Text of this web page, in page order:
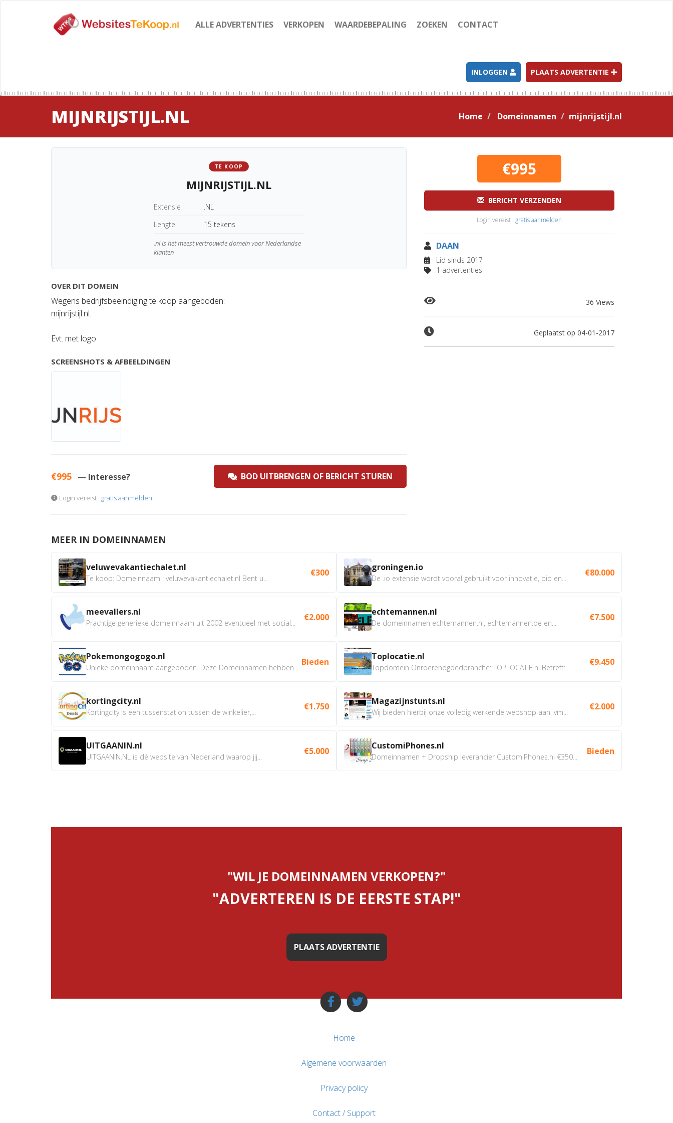
ALLE ADVERTENTIES VERKOPEN WAARDEBEPALING ZOEKEN CONTACT
INLOGGEN PLAATS ADVERTENTIE
MIJNRIJSTIJL.NL Home Domeinnamen mijnrijstijl.nl
TE KOOP
MIJNRIJSTIJL.NL
Extensie
.NL
Lengte
15 tekens
.nl is het meest vertrouwde domein voor Nederlandse
klanten
OVER DIT DOMEIN
Wegens bedrijfsbeeindiging te koop aangeboden:
mijnrijstijl.nl.
Evt. met logo
SCREENSHOTS & AFBEELDINGEN
€995 — Interesse? BOD UITBRENGEN OF BERICHT STUREN
Login vereist · gratis aanmelden
€995
BERICHT VERZENDEN
Login vereist · gratis aanmelden
DAAN
Lid sinds 2017
1 advertenties
36 Views
Geplaatst op 04-01-2017
MEER IN DOMEINNAMEN
veluwevakantiechalet.nl
Te koop: Domeinnaam : veluwevakantiechalet.nl Bent u...
€300
meevallers.nl
Prachtige generieke domeinnaam uit 2002 eventueel met social...
€2.000
Pokemongogogo.nl
Unieke domeinnaam aangeboden. Deze Domeinnamen hebben...
Bieden
kortingcity.nl
Kortingcity is een tussenstation tussen de winkelier,...
€1.750
UITGAANIN.nl
UITGAANIN.NL is dé website van Nederland waarop jij...
€5.000
groningen.io
De .io extensie wordt vooral gebruikt voor innovatie, bio en...
€80.000
echtemannen.nl
De domeinnamen echtemannen.nl, echtemannen.be en...
€7.500
Toplocatie.nl
Topdomein Onroerendgoedbranche: TOPLOCATIE.nl Betreft:...
€9.450
Magazijnstunts.nl
Wij bieden hierbij onze volledig werkende webshop aan ivm...
€2.000
CustomiPhones.nl
Domeinnamen + Dropship leverancier CustomiPhones.nl €350...
Bieden
"WIL JE DOMEINNAMEN VERKOPEN?"
"ADVERTEREN IS DE EERSTE STAP!"
PLAATS ADVERTENTIE
Home
Algemene voorwaarden
Privacy policy
Contact / Support